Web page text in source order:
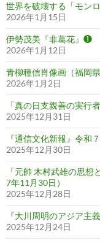
世界を破壊する「モン
2026年1月15日
伊勢茂美『非葛花』❶
2026年1月12日
青柳種信肖像画（福岡県
2026年1月2日
「真の日支親善の実行
2025年12月31日
『通信文化新報』令和
2025年12月30日
「元帥 木村武雄の思
7年11月30日）
2025年12月28日
『大川周明のアジア主
2025年12月24日